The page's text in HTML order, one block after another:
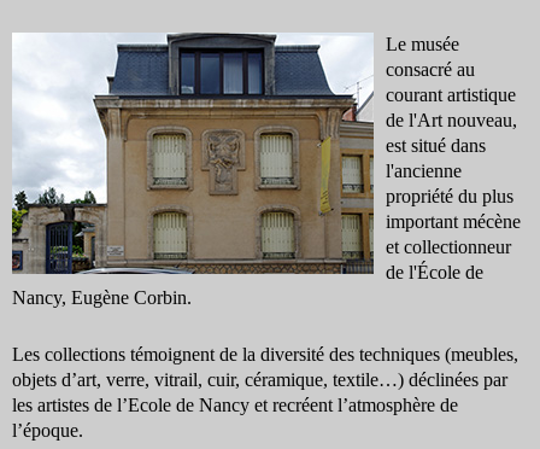
Le musée
consacré au
courant artistique
de l'Art nouveau,
est situé dans
l'ancienne
propriété du plus
important mécène
et collectionneur
de l'École de
Nancy, Eugène Corbin.
Les collections témoignent de la diversité des techniques (meubles,
objets d’art, verre, vitrail, cuir, céramique, textile…) déclinées par
les artistes de l’Ecole de Nancy et recréent l’atmosphère de
l’époque.